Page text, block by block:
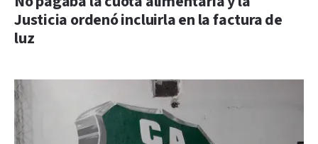
Justicia ordenó incluirla en la factura de
luz